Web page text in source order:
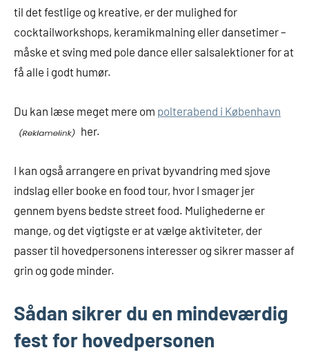
til det festlige og kreative, er der mulighed for
cocktailworkshops, keramikmalning eller dansetimer –
måske et sving med pole dance eller salsalektioner for at
få alle i godt humør.
Du kan læse meget mere om polterabend i København
her.
I kan også arrangere en privat byvandring med sjove
indslag eller booke en food tour, hvor I smager jer
gennem byens bedste street food. Mulighederne er
mange, og det vigtigste er at vælge aktiviteter, der
passer til hovedpersonens interesser og sikrer masser af
grin og gode minder.
Sådan sikrer du en mindeværdig
fest for hovedpersonen